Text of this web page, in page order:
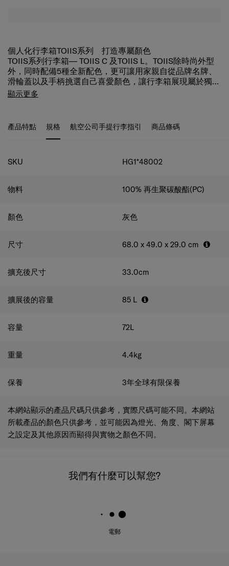
個人化行李箱TOIIS系列 打造專屬顏色
TOIIS系列行李箱— TOIIS C 及TOIIS L。TOIIS除時尚外型
外，同時配備5種全新配色，更可讓用家親自從品牌名牌、
滑輪蓋以及手柄挑選自己喜愛顏色，讓行李箱展現屬於獨一
無二的個人風格！「TOIIS」名字的創作靈感來自企劃宗旨
國著名設計協會Design Zentrum Nordrhein Westfalen認可
之2020年紅點設計大獎。
親自挑選配件顏色 打造獨一無二的專屬行李箱
手柄顏色，打造獨一無二的專屬行李箱配置！事實上，更換
配件的過程亦相當容易，用家只需使用套件組合內附有的工
Timothy Goodman加持
TOIIS行李箱的裡布採用可再生和創新材料引領綠色和環保
為配合企劃宗旨“Travel with Own Identity and Style” ，
TOIIS行李箱的裡布設計更邀得紐約人氣插畫師Timothy
遊生活，他把自己對旅遊生活的想像形象化，為TOIIS行李
顯示更多
產品特點 規格 航空公司手提行李指引 商品條碼
規格
SKU HG1*48002
物料 100% 再生聚碳酸酯(PC)
顏色 灰色
尺寸 68.0 x 49.0 x 29.0 cm
擴充後尺寸 33.0cm
擴展後的容量 85 L
容量 72L
重量 4.4kg
保養 3年全球有限保養
本網站顯示的產品尺碼只供參考，實際尺碼可能不同。本網站
所載產品的顏色只供參考，並可能因為燈光、角度、閣下屏幕
之設定及其他原因而顯得與實物之顏色不同。
我們有什麼可以幫您?
電郵